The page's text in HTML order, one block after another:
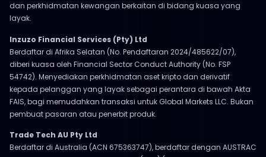
dan perkhidmatan kewangan berkaitan di bidang kuasa yang
layak.
Inzuzo Financial Services (Pty) Ltd
Berdaftar di Afrika Selatan (No. Pendaftaran 2024/485622/07),
diberi kuasa oleh Financial Sector Conduct Authority (No. FSP
54742). Menyediakan perkhidmatan aset kripto dan derivatif
kepada pelanggan yang layak sebagai perantara di bawah Akta
FAIS, bagi memudahkan transaksi untuk Global Markets LLC. Bukan
pembuat pasaran atau penerbit produk.
Trade Tech AU Pty Ltd
Berdaftar di Australia (ACN 675363747), berdaftar dengan AUSTRAC